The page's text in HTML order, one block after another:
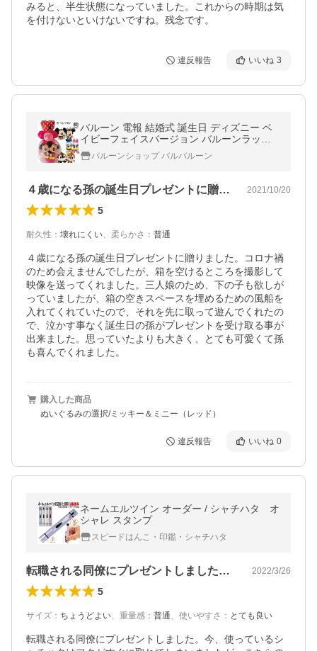
みると、半生状態になっていました。これからの時期は気
を付けないといけないですね。残念です。
違反報告 いいね 3
バルーン 電報 結婚式 誕生日 ディズニー ベ
イビーフェイスバージョン バルーンラッピ
ング ミッキー ミニー チップとデール 出産祝
い 発表会 七五三 クリスマス
バルーンショップ バルバルーン
４歳になる孫の誕生日プレゼントに贈りま… 2021/10/20
5
耐久性 ： 壊れにくい、 柔らかさ ： 普通
４歳になる孫の誕生日プレゼントに贈りました。コロナ禍
のため会えませんでしたが、箱を空けるところを撮影して
映像を送ってくれました。三人娘のため、下の子も欲しが
っていましたが、箱の空きスペースを埋めるための風船を
入れてくれていたので、それを先に取って遊んでくれたの
で、泣かす事なく誕生日の孫がプレゼントを受け取る事が
出来ました。思っていたよりも大きく、とても可愛くて孫
も喜んでくれました。
購入した商品
ぬいぐるみの選択/ミッキー＆ミニー（レッド）
違反報告 いいね 0
ネームエルツイン オーダー / シャチハタ オ
シャレ スタンプ
スピードはんこ・印鑑・シャチハタ
転職される同僚にプレゼントしました。今… 2022/3/26
5
サイズ ： ちょうどよい、 重量感 ： 普通、 使いやすさ ： とても良い
転職される同僚にプレゼントしました。今、使っているシ